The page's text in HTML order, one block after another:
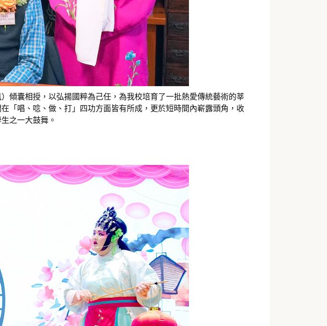
傾囊相授，以弘揚國粹為己任，為我校培育了一批熱愛傳統藝術的莘
「唱、唸、做、打」四功方面皆有所成，更於短時間內嶄露頭角，收
之一大鼓舞。